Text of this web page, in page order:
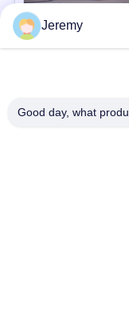
하
다
사OSB 생산 라인
Jeremy
Good day, what